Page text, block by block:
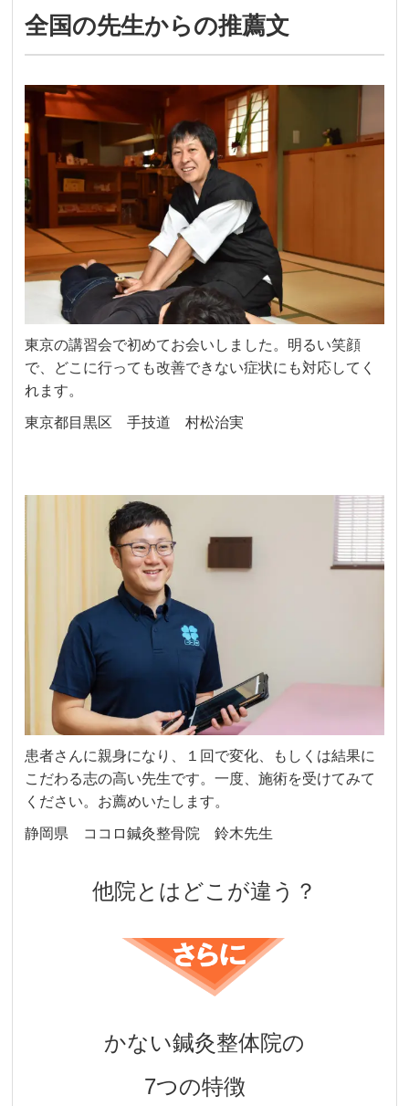
全国の先生からの推薦文
東京の講習会で初めてお会いしました。明るい笑顔
で、どこに行っても改善できない症状にも対応してく
れます。
東京都目黒区 手技道 村松治実
患者さんに親身になり、１回で変化、もしくは結果に
こだわる志の高い先生です。一度、施術を受けてみて
ください。お薦めいたします。
静岡県 ココロ鍼灸整骨院 鈴木先生
他院とはどこが違う？
かない鍼灸整体院の
7つの特徴